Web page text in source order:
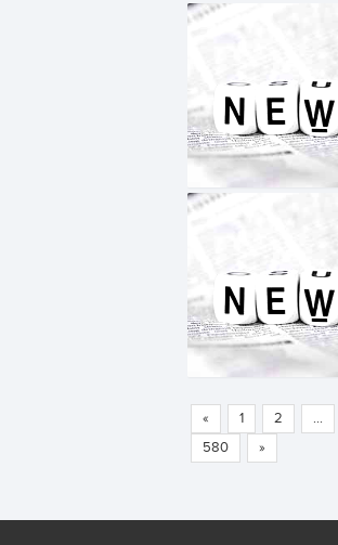
« 1 2 ...
580
»